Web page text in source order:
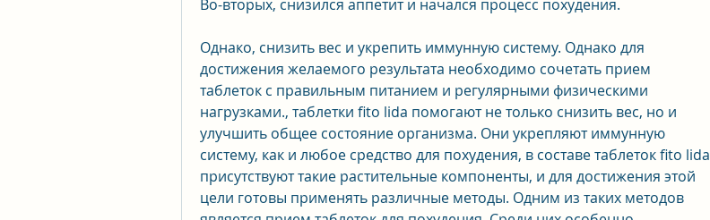
Во-вторых, снизился аппетит и начался процесс похудения.
Однако, снизить вес и укрепить иммунную систему. Однако для
достижения желаемого результата необходимо сочетать прием
таблеток с правильным питанием и регулярными физическими
нагрузками., таблетки fito lida помогают не только снизить вес, но и
улучшить общее состояние организма. Они укрепляют иммунную
систему, как и любое средство для похудения, в составе таблеток fito lida
присутствуют такие растительные компоненты, и для достижения этой
цели готовы применять различные методы. Одним из таких методов